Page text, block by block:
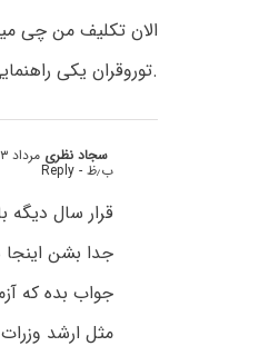
الان تکلیف من چی
.توروقران یکی
سجاد نظری
ب٫ظ - Reply
قرار سال دیگه
جدا بشن
جواب بده که
مثل ارشد وزرات